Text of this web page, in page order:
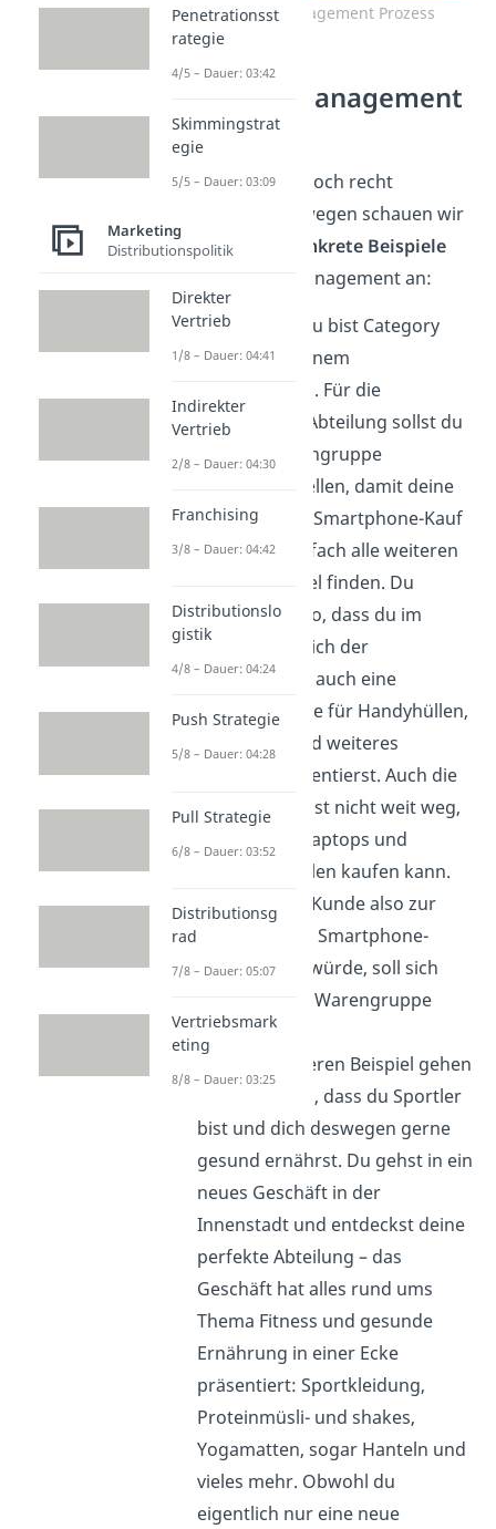
Category Management Prozess
Category Management
Beispiel
Bisher war alles noch recht
theoretisch, deswegen schauen wir
uns jetzt
zwei konkrete Beispiele
zum Category Management an:
Stell dir vor, du bist Category
Manager in einem
Elektrohandel. Für die
Smartphone Abteilung sollst du
nun die Warengruppe
zusammenstellen, damit deine
Kunden beim Smartphone-Kauf
möglichst einfach alle weiteren
Zubehörartikel finden. Du
beschließt also, dass du im
Verkaufsbereich der
Smartphones auch eine
Verkaufsfläche für Handyhüllen,
Kopfhörer und weiteres
Zubehör präsentierst. Auch die
PC-Abteilung ist nicht weit weg,
bei der man Laptops und
passende Hüllen kaufen kann.
Alles was der Kunde also zur
Kategorie des Smartphone-
Kaufs zählen würde, soll sich
also in deiner Warengruppe
wiederfinden.
In einem anderen Beispiel gehen
wir davon aus, dass du Sportler
bist und dich deswegen gerne
gesund ernährst. Du gehst in ein
neues Geschäft in der
Innenstadt und entdeckst deine
perfekte Abteilung – das
Geschäft hat alles rund ums
Thema Fitness und gesunde
Ernährung in einer Ecke
präsentiert: Sportkleidung,
Proteinmüsli- und shakes,
Yogamatten, sogar Hanteln und
vieles mehr. Obwohl du
eigentlich nur eine neue
Penetrationsst
rategie
4/5 – Dauer: 03:42
Skimmingstrat
egie
5/5 – Dauer: 03:09
Marketing
Distributionspolitik
Direkter
Vertrieb
1/8 – Dauer: 04:41
Indirekter
Vertrieb
2/8 – Dauer: 04:30
Franchising
3/8 – Dauer: 04:42
Distributionslo
gistik
4/8 – Dauer: 04:24
Push Strategie
5/8 – Dauer: 04:28
Pull Strategie
6/8 – Dauer: 03:52
Distributionsg
rad
7/8 – Dauer: 05:07
Vertriebsmark
eting
8/8 – Dauer: 03:25